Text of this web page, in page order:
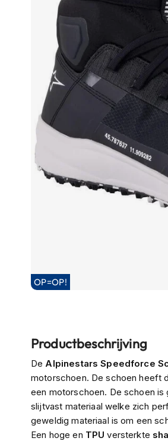
motorhelmen
back
helmen
Heren
motorhelmen
Boxer
helmen
Vespa
helmen
Heren
scooterhelmen
Dames
scooterhelmen
OP=OP!
het
begin
van
de
afbeeldingen-
gallerij
Productbeschrijving
De Alpinestars Speedforce
motorschoen. De schoen heeft
een motorschoen. De schoen is
slijtvast materiaal welke zich
geweldig materiaal is om een
Een hoge en TPU versterkte